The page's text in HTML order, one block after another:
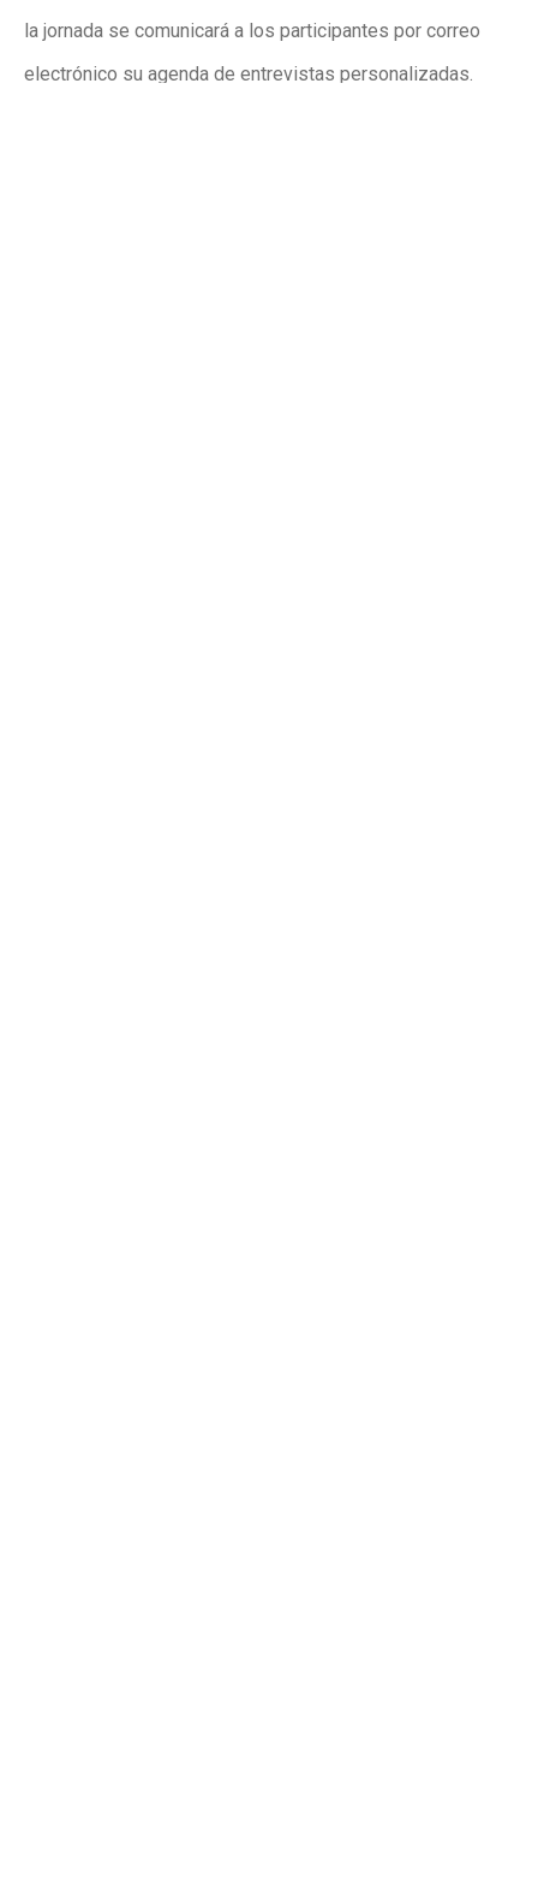
la jornada se comunicará a los participantes por correo
electrónico su agenda de entrevistas personalizadas.